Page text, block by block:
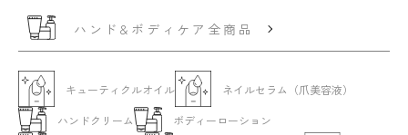
ハンド&ボディケア全商品
キューティクルオイル
ネイルセラム（爪美容液）
ハンドクリーム
ボディーローション